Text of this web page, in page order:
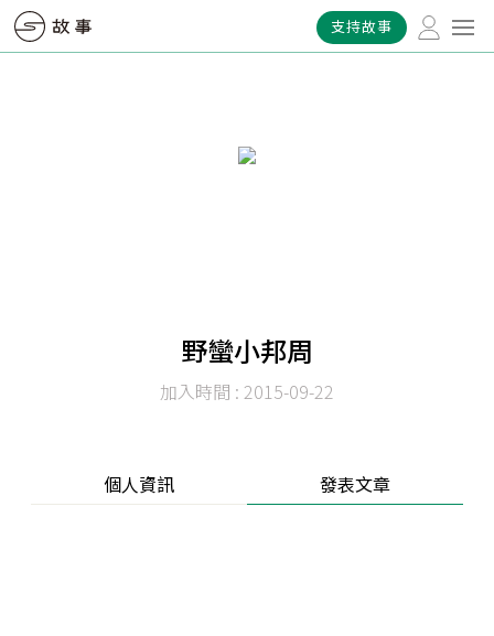
支持故事
野蠻小邦周
加入時間 : 2015-09-22
個人資訊 發表文章